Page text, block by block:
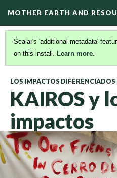
MOTHER EARTH AND
Scalar's 'additional metadata'
on this install. Learn more.
LOS IMPACTOS
KAIROS y
impactos